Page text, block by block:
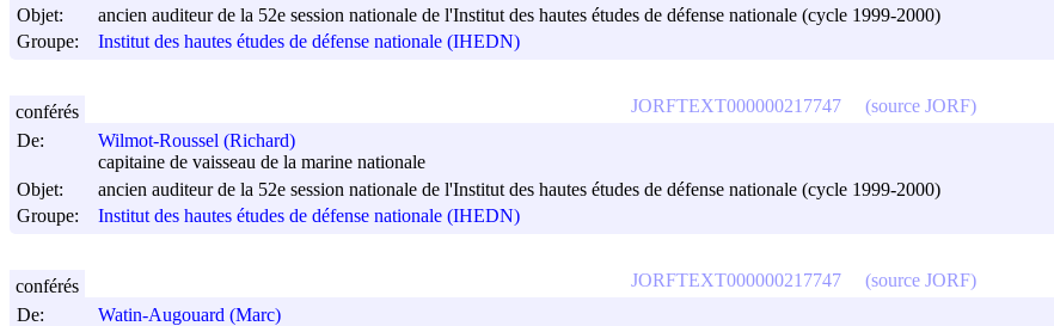
Objet:
ancien auditeur de la 52e session nationale de l'Institut des hautes études de défense nationale (cycle 1999-2000)
Groupe:
Institut des hautes études de défense nationale (IHEDN)
De:
Wilmot-Roussel (Richard)
capitaine de vaisseau de la marine nationale
Objet:
ancien auditeur de la 52e session nationale de l'Institut des hautes études de défense nationale (cycle 1999-2000)
Groupe:
Institut des hautes études de défense nationale (IHEDN)
JORFTEXT000000217747 (source JORF)
conférés
De:
Watin-Augouard (Marc)
JORFTEXT000000217747 (source JORF)
conférés